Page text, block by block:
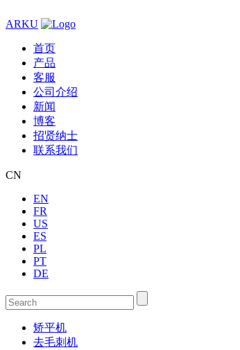
ARKU
首页
产品
客服
公司介绍
新闻
博客
招贤纳士
联系我们
CN
EN
FR
US
ES
PL
PT
DE
矫平机
去毛刺机